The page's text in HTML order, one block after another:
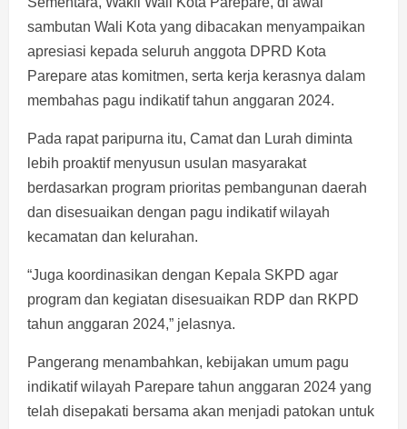
sambutan Wali Kota yang dibacakan menyampaikan
apresiasi kepada seluruh anggota DPRD Kota
Parepare atas komitmen, serta kerja kerasnya dalam
membahas pagu indikatif tahun anggaran 2024.
Pada rapat paripurna itu, Camat dan Lurah diminta
lebih proaktif menyusun usulan masyarakat
berdasarkan program prioritas pembangunan daerah
dan disesuaikan dengan pagu indikatif wilayah
kecamatan dan kelurahan.
“Juga koordinasikan dengan Kepala SKPD agar
program dan kegiatan disesuaikan RDP dan RKPD
tahun anggaran 2024,” jelasnya.
Pangerang menambahkan, kebijakan umum pagu
indikatif wilayah Parepare tahun anggaran 2024 yang
telah disepakati bersama akan menjadi patokan untuk